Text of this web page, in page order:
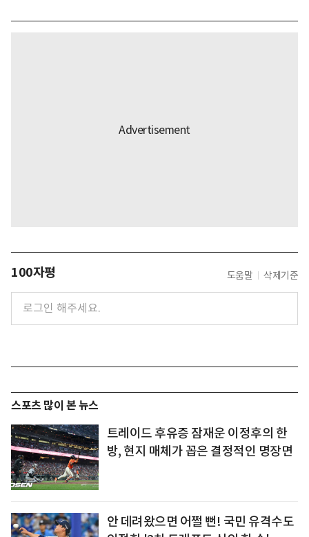
100자평 도움말 삭제기준
스포츠 많이 본 뉴스
트레이드 후유증 잠재운 이정후의 한
방, 현지 매체가 꼽은 결정적인 명장면
안 데려왔으면 어쩔 뻔! 국민 유격수도